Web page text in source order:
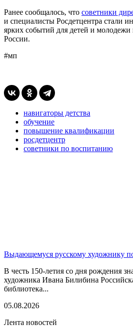
Ранее сообщалось, что советники
и специалисты Росдетцентра стали
ярких событий для детей и молодежи
России.
#мп
навигаторы детства
обучение
повышение квалификации
росдетцентр
советники по воспитанию
Выдающемуся русскому художнику
В честь 150-летия со дня рождения
художника Ивана Билибина
библиотека...
05.08.2026
Лента новостей